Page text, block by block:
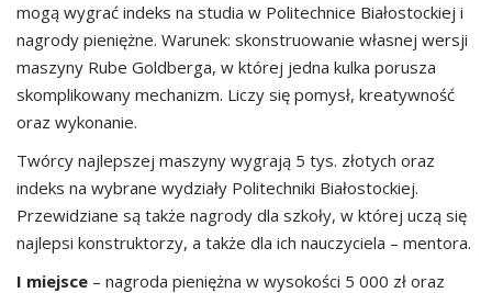
mogą wygrać indeks na studia w Politechnice Białostockiej i
nagrody pieniężne. Warunek: skonstruowanie własnej wersji
maszyny Rube Goldberga, w której jedna kulka porusza
skomplikowany mechanizm. Liczy się pomysł, kreatywność
oraz wykonanie.
Twórcy najlepszej maszyny wygrają 5 tys. złotych oraz
indeks na wybrane wydziały Politechniki Białostockiej.
Przewidziane są także nagrody dla szkoły, w której uczą się
najlepsi konstruktorzy, a także dla ich nauczyciela – mentora.
I miejsce – nagroda pieniężna w wysokości 5 000 zł oraz